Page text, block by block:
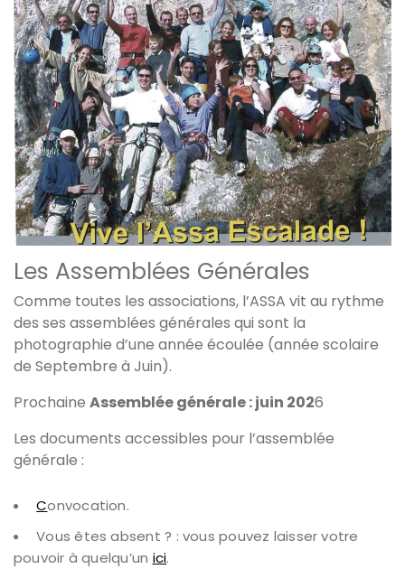
Les Assemblées Générales
Comme toutes les associations, l’ASSA vit au rythme
des ses assemblées générales qui sont la
photographie d’une année écoulée (année scolaire
de Septembre à Juin).
Prochaine Assemblée générale : juin 2026
Les documents accessibles pour l’assemblée
générale :
Convocation.
Vous êtes absent ? : vous pouvez laisser votre
pouvoir à quelqu’un ici.